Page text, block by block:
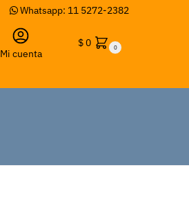
Whatsapp: 11 5272-2382
Mi cuenta
$0 0